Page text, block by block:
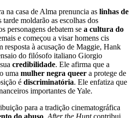
na casa de Alma prenuncia as linhas de
tarde moldarão as escolhas dos
personagens debatem se a cultura do
e começou a visar homens cis
resposta à acusação de Maggie, Hank
do filósofo italiano Giorgio
credibilidade. Ele afirma que a
uma mulher negra queer a protege de
é discriminatória. Ele enfatiza que
importantes de Yale.
para a tradição cinematográfica